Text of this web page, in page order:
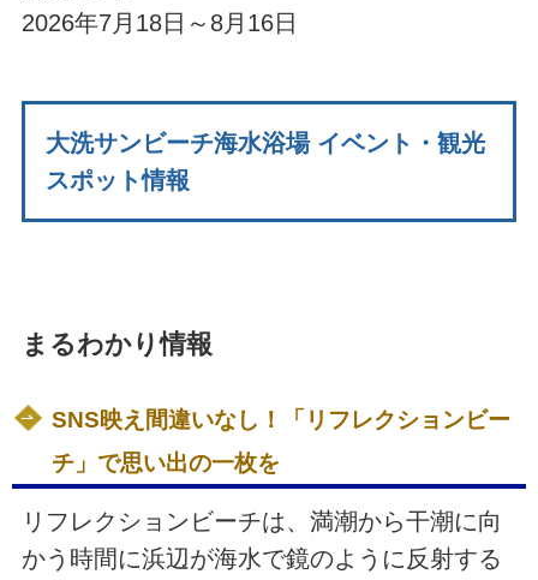
2026年7月18日～8月16日
大洗サンビーチ海水浴場 イベント・観光
スポット情報
まるわかり情報
SNS映え間違いなし！「リフレクションビー
チ」で思い出の一枚を
リフレクションビーチは、満潮から干潮に向
かう時間に浜辺が海水で鏡のように反射する